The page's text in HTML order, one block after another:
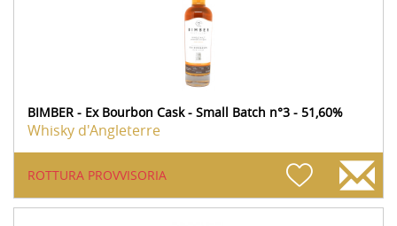
BIMBER - Ex Bourbon Cask - Small Batch n°3 - 51,60%
Whisky d'Angleterre
ROTTURA PROVVISORIA